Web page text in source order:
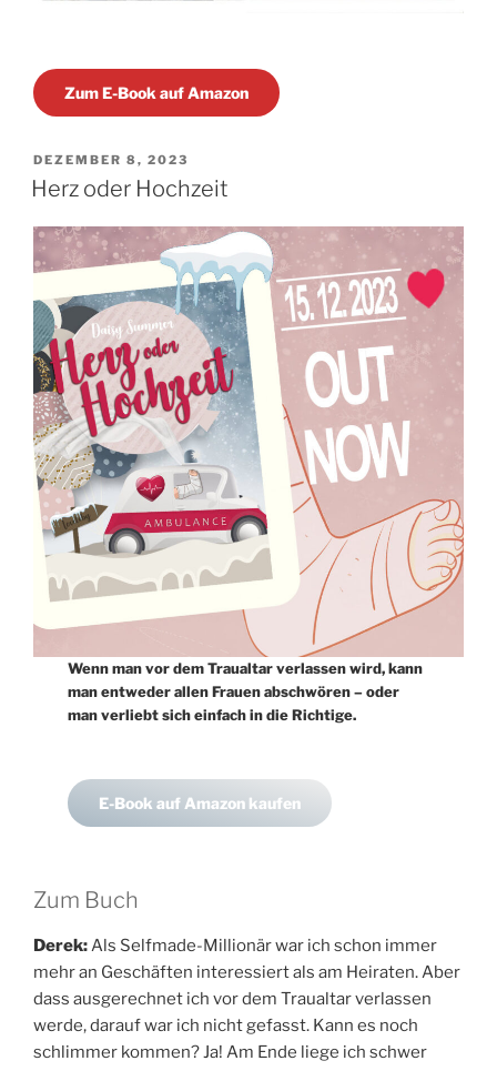
Zum E-Book auf Amazon
VERÖFFENTLICHT
AM
DEZEMBER 8, 2023
Herz oder Hochzeit
Wenn man vor dem Traualtar verlassen wird, kann
man entweder allen Frauen abschwören – oder
man verliebt sich einfach in die Richtige.
E-Book auf Amazon kaufen
Zum Buch
Derek:Als Selfmade-Millionär war ich schon immer
mehr an Geschäften interessiert als am Heiraten. Aber
dass ausgerechnet ich vor dem Traualtar verlassen
werde, darauf war ich nicht gefasst. Kann es noch
schlimmer kommen? Ja! Am Ende liege ich schwer